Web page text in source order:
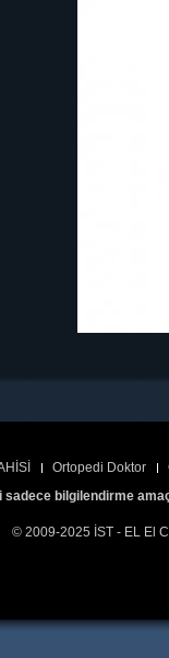
Ortopedi Doktor
bilgilendirme
© 2009-2025 İST - EL El